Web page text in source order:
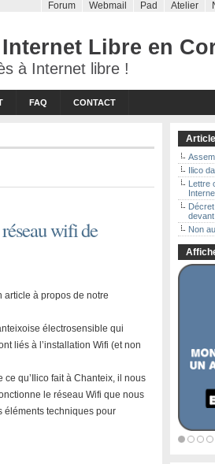
Forum Webmail Pad Atelier
Libre en
à Internet libre !
FAQ CONTACT
wifi de
article à propos de notre
électrosensible qui
liés à l’installation Wifi (et non
qu’Ilico fait à Chanteix, il nous
le réseau Wifi que nous
éléments techniques pour
Ilico
Lettre
devant
Non